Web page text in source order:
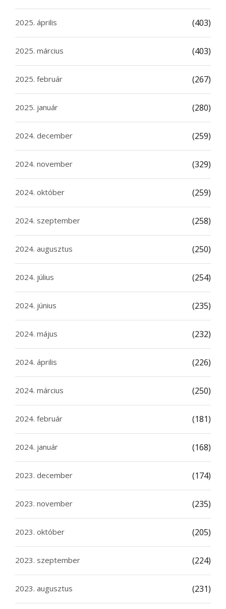
2025. április (403)
2025. március (403)
2025. február (267)
2025. január (280)
2024. december (259)
2024. november (329)
2024. október (259)
2024. szeptember (258)
2024. augusztus (250)
2024. július (254)
2024. június (235)
2024. május (232)
2024. április (226)
2024. március (250)
2024. február (181)
2024. január (168)
2023. december (174)
2023. november (235)
2023. október (205)
2023. szeptember (224)
2023. augusztus (231)